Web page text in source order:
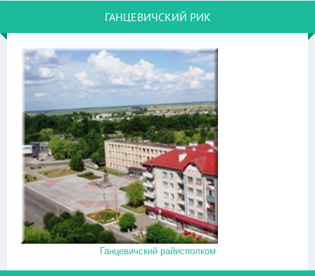
ГАНЦЕВИЧСКИЙ РИК
Ганцевичский райисполком